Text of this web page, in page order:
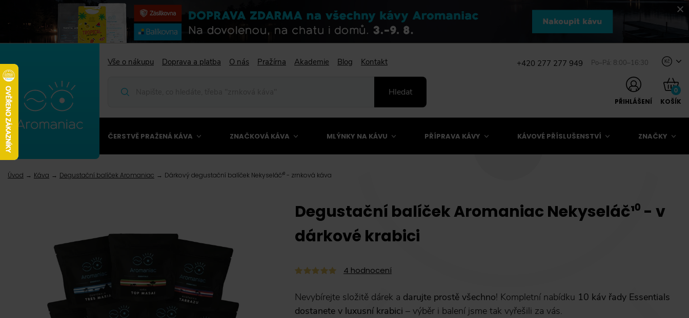
Vše o nákupu Doprava a platba O nás Pražírna Akademie Blog Kontakt
Hledat
+420 277 277 949 Po–Pá: 8:00–16:30 Kč
PŘIHLÁŠENÍ
0
KOŠÍK
ČERSTVĚ PRAŽENÁ KÁVA ZNAČKOVÁ KÁVA MLÝNKY NA KÁVU PŘÍPRAVA KÁVY KÁVOVÉ PŘÍSLUŠENSTVÍ ZNAČKY
Úvod Káva Degustační balíček Aromaniac Dárkový degustační balíček Nekyseláč¹⁰ - zrnková káva
Degustační balíček Aromaniac Nekyseláč¹⁰ - v
dárkové krabici
4 hodnocení
Nevybírejte složitě dárek a darujte prostě všechno! Kompletní nabídku 10 káv řady Essentials
dostanete v luxusní krabici – výběr i balení jsme tak vyřešili za vás.